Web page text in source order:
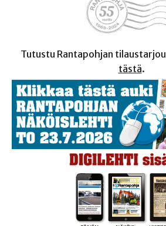
Tutustu Rantapohjan
tästä.